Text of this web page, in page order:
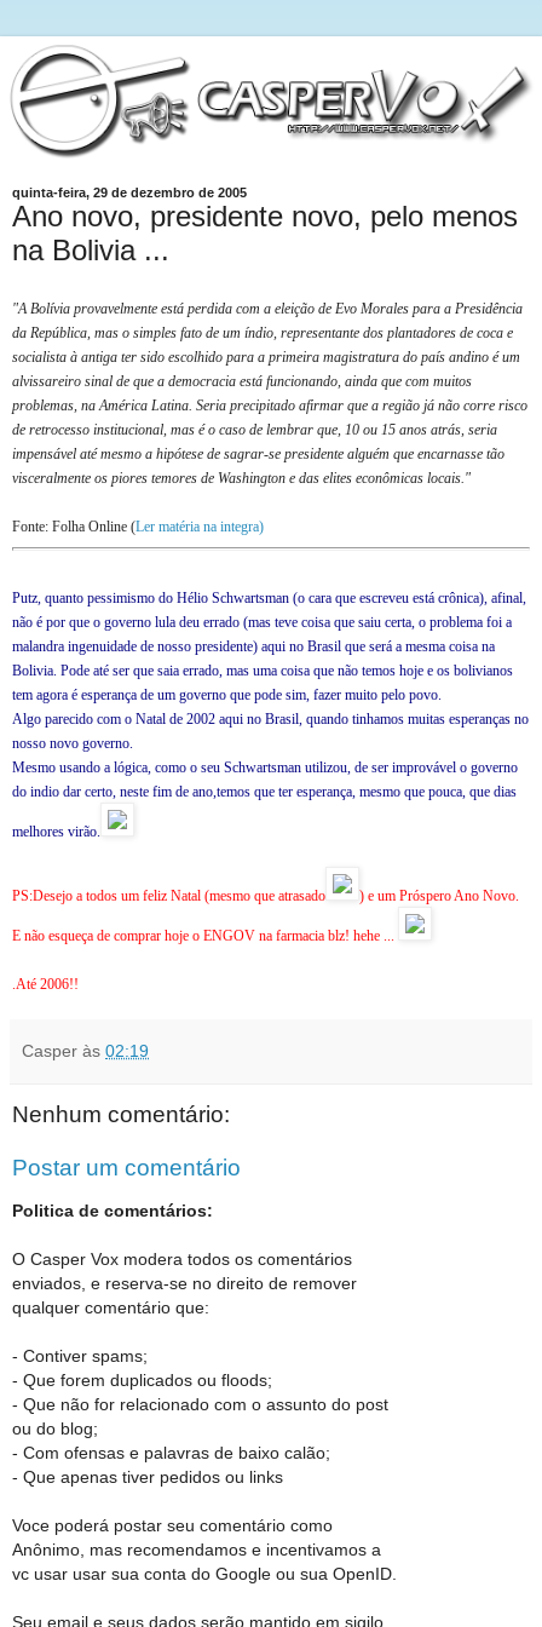
quinta-feira, 29 de dezembro de 2005
Ano novo, presidente novo, pelo menos
na Bolivia ...
"A Bolívia provavelmente está perdida com a eleição de Evo Morales para a Presidência
da República, mas o simples fato de um índio, representante dos plantadores de coca e
socialista à antiga ter sido escolhido para a primeira magistratura do país andino é um
alvissareiro sinal de que a democracia está funcionando, ainda que com muitos
problemas, na América Latina. Seria precipitado afirmar que a região já não corre risco
de retrocesso institucional, mas é o caso de lembrar que, 10 ou 15 anos atrás, seria
impensável até mesmo a hipótese de sagrar-se presidente alguém que encarnasse tão
visceralmente os piores temores de Washington e das elites econômicas locais."
Fonte: Folha Online (Ler matéria na integra)
Putz, quanto pessimismo do Hélio Schwartsman (o cara que escreveu está crônica), afinal,
não é por que o governo lula deu errado (mas teve coisa que saiu certa, o problema foi a
malandra ingenuidade de nosso presidente) aqui no Brasil que será a mesma coisa na
Bolivia. Pode até ser que saia errado, mas uma coisa que não temos hoje e os bolivianos
tem agora é esperança de um governo que pode sim, fazer muito pelo povo.
Algo parecido com o Natal de 2002 aqui no Brasil, quando tinhamos muitas esperanças no
nosso novo governo.
Mesmo usando a lógica, como o seu Schwartsman utilizou, de ser improvável o governo
do indio dar certo, neste fim de ano,temos que ter esperança, mesmo que pouca, que dias
melhores virão.
PS:Desejo a todos um feliz Natal (mesmo que atrasado ) e um Próspero Ano Novo.
E não esqueça de comprar hoje o ENGOV na farmacia blz! hehe ...
.Até 2006!!
Casper às 02:19
Nenhum comentário:
Postar um comentário
Politica de comentários:
O Casper Vox modera todos os comentários
enviados, e reserva-se no direito de remover
qualquer comentário que:
- Contiver spams;
- Que forem duplicados ou floods;
- Que não for relacionado com o assunto do post
ou do blog;
- Com ofensas e palavras de baixo calão;
- Que apenas tiver pedidos ou links
Voce poderá postar seu comentário como
Anônimo, mas recomendamos e incentivamos a
vc usar usar sua conta do Google ou sua OpenID.
Seu email e seus dados serão mantido em sigilo.